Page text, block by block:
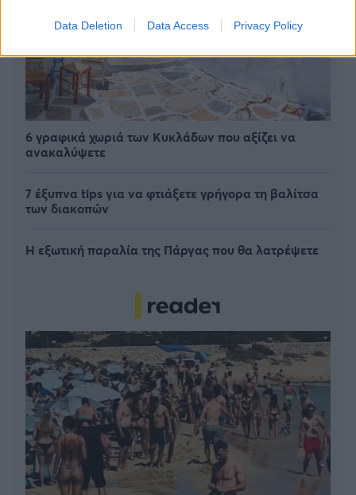
Data Deletion Data Access Privacy Policy
6 γραφικά χωριά των Κυκλάδων που αξίζει να
ανακαλύψετε
7 έξυπνα tips για να φτιάξετε γρήγορα τη βαλίτσα
των διακοπών
Η εξωτική παραλία της Πάργας που θα λατρέψετε